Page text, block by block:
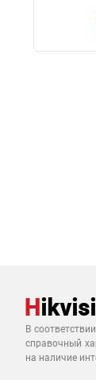
В
справочный
на наличие